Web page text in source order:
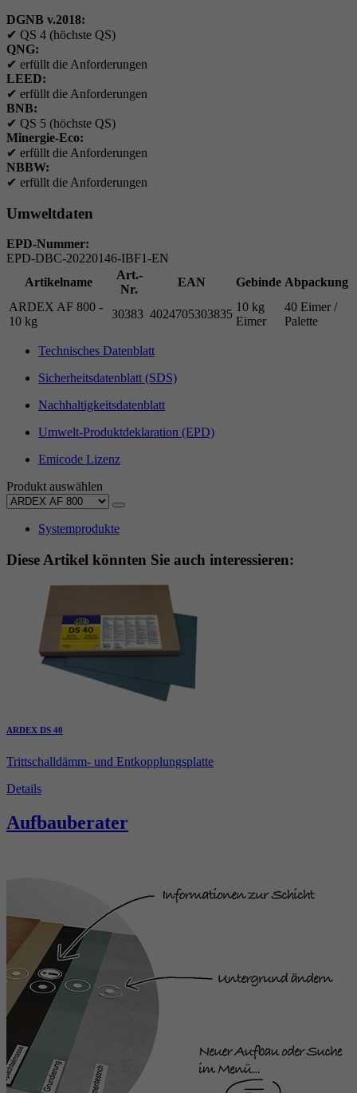
DGNB v.2018:
✔ QS 4 (höchste QS)
QNG:
✔ erfüllt die Anforderungen
LEED:
✔ erfüllt die Anforderungen
BNB:
✔ QS 5 (höchste QS)
Minergie-Eco:
✔ erfüllt die Anforderungen
NBBW:
✔ erfüllt die Anforderungen
Umweltdaten
EPD-Nummer:
EPD-DBC-20220146-IBF1-EN
Artikelname
Art.-
Nr.
EAN Gebinde Abpackung
ARDEX AF 800 -
10 kg
30383 4024705303835
10 kg
Eimer
40 Eimer /
Palette
Technisches Datenblatt
Sicherheitsdatenblatt (SDS)
Nachhaltigkeitsdatenblatt
Umwelt-Produktdeklaration (EPD)
Emicode Lizenz
Produkt auswählen
Systemprodukte
Diese Artikel könnten Sie auch interessieren:
ARDEX DS 40
Trittschalldämm- und Entkopplungsplatte
Details
Aufbauberater